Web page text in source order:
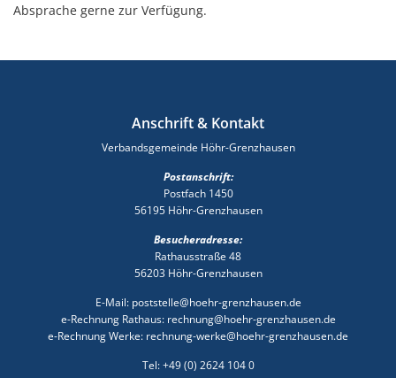
Absprache gerne zur Verfügung.
Anschrift & Kontakt
Verbandsgemeinde Höhr-Grenzhausen
Postanschrift:
Postfach 1450
56195 Höhr-Grenzhausen
Besucheradresse:
Rathausstraße 48
56203 Höhr-Grenzhausen
E-Mail: poststelle@hoehr-grenzhausen.de
e-Rechnung Rathaus: rechnung@hoehr-grenzhausen.de
e-Rechnung Werke: rechnung-werke@hoehr-grenzhausen.de
Tel: +49 (0) 2624 104 0